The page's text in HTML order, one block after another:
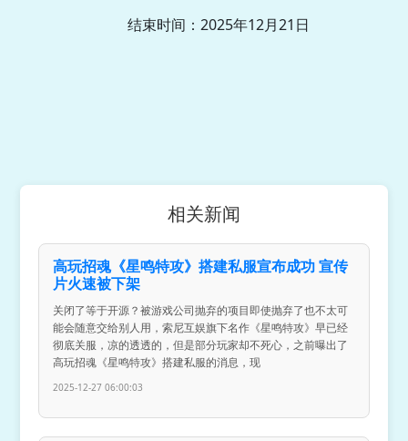
结束时间：2025年12月21日
相关新闻
高玩招魂《星鸣特攻》搭建私服宣布成功 宣传
片火速被下架
关闭了等于开源？被游戏公司抛弃的项目即使抛弃了也不太可
能会随意交给别人用，索尼互娱旗下名作《星鸣特攻》早已经
彻底关服，凉的透透的，但是部分玩家却不死心，之前曝出了
高玩招魂《星鸣特攻》搭建私服的消息，现
2025-12-27 06:00:03